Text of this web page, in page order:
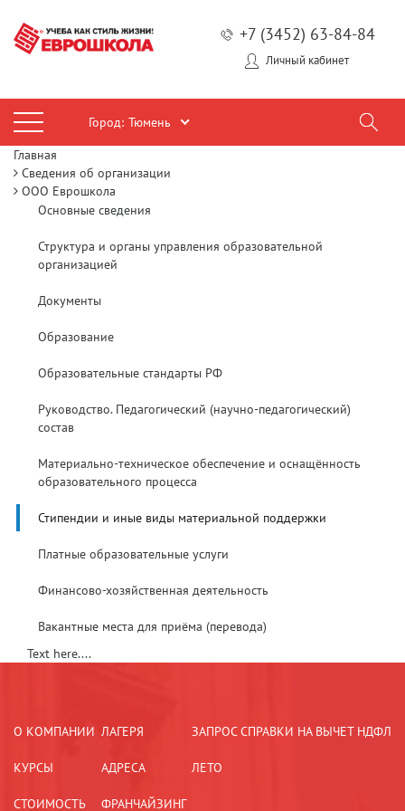
+7 (3452) 63-84-84
Личный кабинет
Город: Тюмень
Главная
Сведения об организации
ООО Еврошкола
Основные сведения
Структура и органы управления образовательной
организацией
Документы
Образование
Образовательные стандарты РФ
Руководство. Педагогический (научно-педагогический)
состав
Материально-техническое обеспечение и оснащённость
образовательного процесса
Стипендии и иные виды материальной поддержки
Платные образовательные услуги
Финансово-хозяйственная деятельность
Вакантные места для приёма (перевода)
Text here....
О КОМПАНИИ
КУРСЫ
СТОИМОСТЬ
ЛАГЕРЯ
АДРЕСА
ФРАНЧАЙЗИНГ
ЗАПРОС СПРАВКИ НА ВЫЧЕТ НДФЛ
ЛЕТО